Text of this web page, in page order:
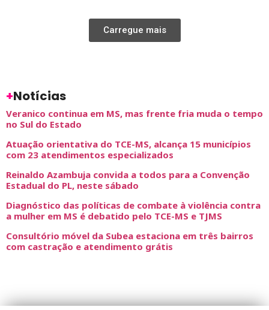
Carregue mais
+Notícias
Veranico continua em MS, mas frente fria muda o tempo
no Sul do Estado
Atuação orientativa do TCE-MS, alcança 15 municípios
com 23 atendimentos especializados
Reinaldo Azambuja convida a todos para a Convenção
Estadual do PL, neste sábado
Diagnóstico das políticas de combate à violência contra
a mulher em MS é debatido pelo TCE-MS e TJMS
Consultório móvel da Subea estaciona em três bairros
com castração e atendimento grátis